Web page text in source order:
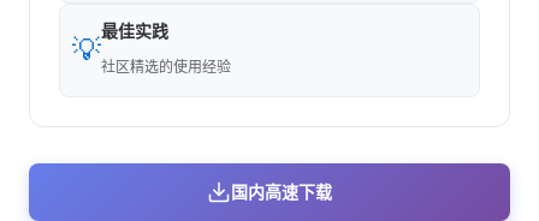
💡
最佳实践
社区精选的使用经验
国内高速下载